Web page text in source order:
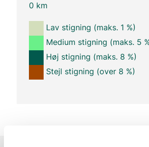
0 km
Lav stigning (maks. 1 %)
Medium stigning (maks. 5
Høj stigning (maks. 8 %)
Stejl stigning (over 8 %)